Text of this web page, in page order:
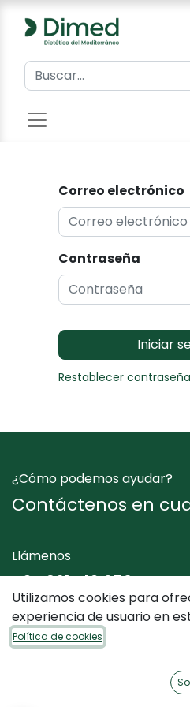
Correo electrónico
Contraseña
Iniciar
Restablecer contraseña
¿Cómo podemos ayudar?
Contáctenos en
Llámenos
+34 961 412 050
Envíenos un mensaje
Utilizamos cookies para
experiencia de usuario en
Política de cookies